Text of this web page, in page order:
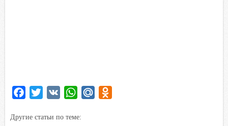
c
i
W
a
Другие статьи по теме: